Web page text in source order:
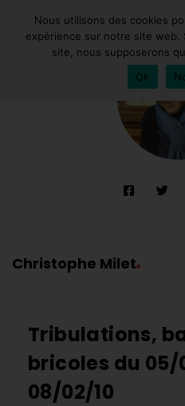
Christophe Milet
Tribulations,
bricoles du 05/
08/02/10
Nous utilisons des cookies
expérience sur notre site web.
site, nous supposerons
Ok